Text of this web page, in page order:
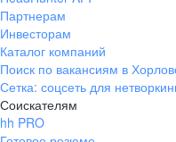
ул. Янковского, д. 169, 7
706 каб.
+7 861 205-55-57
pr@krd.hh.ru
Партнерам
Инвесторам
Каталог компаний
Поиск по вакансиям в
Сетка: соцсеть для
Соискателям
hh PRO